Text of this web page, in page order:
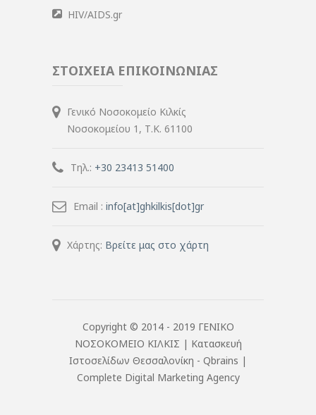
HIV/AIDS.gr
ΣΤΟΙΧΕΙΑ ΕΠΙΚΟΙΝΩΝΙΑΣ
Γενικό Νοσοκομείο Κιλκίς
Νοσοκομείου 1, Τ.Κ. 61100
Τηλ.: +30 23413 51400
Email : info[at]ghkilkis[dot]gr
Χάρτης: Βρείτε μας στο χάρτη
Copyright © 2014 - 2019 ΓΕΝΙΚΟ
ΝΟΣΟΚΟΜΕΙΟ ΚΙΛΚΙΣ | Κατασκευή
Ιστοσελίδων Θεσσαλονίκη - Qbrains |
Complete Digital Marketing Agency